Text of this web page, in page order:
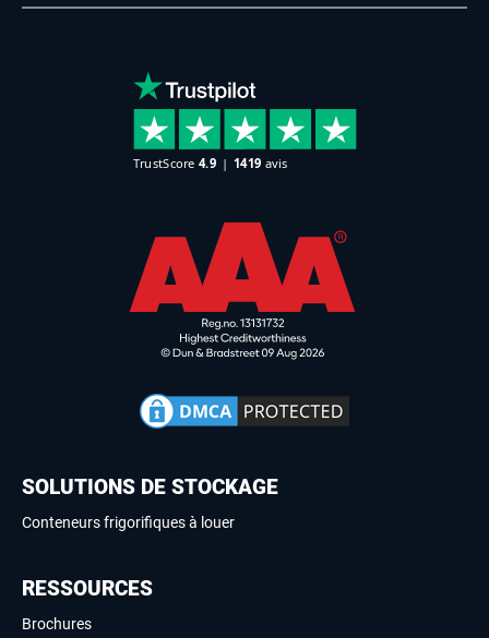
SOLUTIONS DE STOCKAGE
Conteneurs frigorifiques à louer
RESSOURCES
Brochures